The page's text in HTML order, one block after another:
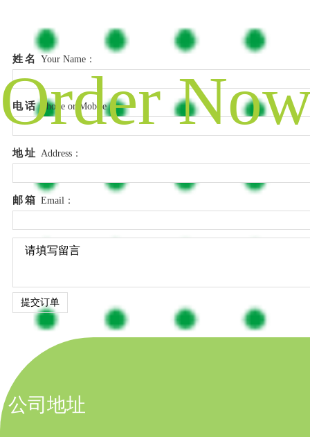
姓名 Your Name：
电话 Phone or Mobile：
地址 Address：
邮箱 Email：
公司地址